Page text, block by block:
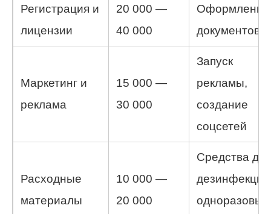
Регистрация и
лицензии
20 000 —
40 000
Оформление
документов
Маркетинг и
реклама
15 000 —
30 000
Запуск
рекламы,
создание
соцсетей
Расходные
материалы
10 000 —
20 000
Средства для
одноразовые